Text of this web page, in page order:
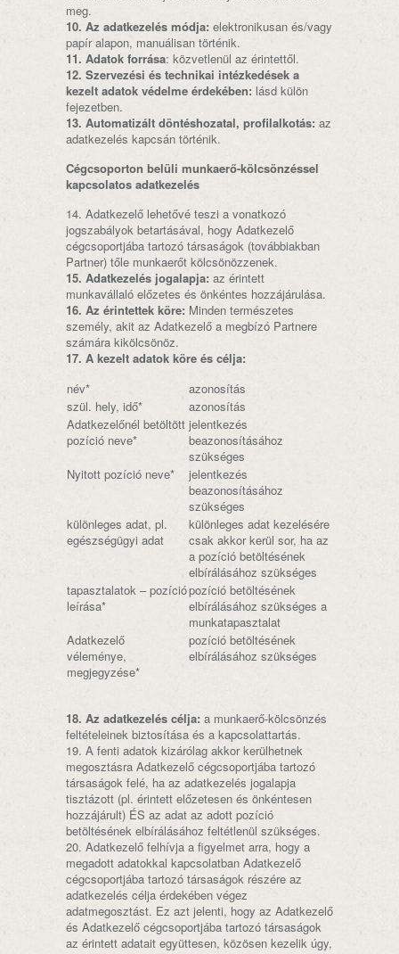
meg.
10. Az adatkezelés módja: elektronikusan és/vagy
papír alapon, manuálisan történik.
11. Adatok forrása: közvetlenül az érintettől.
12. Szervezési és technikai intézkedések a
kezelt adatok védelme érdekében: lásd külön
fejezetben.
13. Automatizált döntéshozatal, profilalkotás: az
adatkezelés kapcsán történik.
Cégcsoporton belüli munkaerő-kölcsönzéssel
kapcsolatos adatkezelés
14. Adatkezelő lehetővé teszi a vonatkozó
jogszabályok betartásával, hogy Adatkezelő
cégcsoportjába tartozó társaságok (továbbiakban
Partner) tőle munkaerőt kölcsönözzenek.
15. Adatkezelés jogalapja: az érintett
munkavállaló előzetes és önkéntes hozzájárulása.
16. Az érintettek köre: Minden természetes
személy, akit az Adatkezelő a megbízó Partnere
számára kikölcsönöz.
17. A kezelt adatok köre és célja:
név*
azonosítás
szül. hely, idő*
azonosítás
Adatkezelőnél betöltött
pozíció neve*
jelentkezés
beazonosításához
szükséges
Nyitott pozíció neve*
jelentkezés
beazonosításához
szükséges
különleges adat, pl.
egészségügyi adat
különleges adat kezelésére
csak akkor kerül sor, ha az
a pozíció betöltésének
elbírálásához szükséges
tapasztalatok – pozíció
leírása*
pozíció betöltésének
elbírálásához szükséges a
munkatapasztalat
Adatkezelő
véleménye,
megjegyzése*
pozíció betöltésének
elbírálásához szükséges
18. Az adatkezelés célja: a munkaerő-kölcsönzés
feltételeinek biztosítása és a kapcsolattartás.
19. A fenti adatok kizárólag akkor kerülhetnek
megosztásra Adatkezelő cégcsoportjába tartozó
társaságok felé, ha az adatkezelés jogalapja
tisztázott (pl. érintett előzetesen és önkéntesen
hozzájárult) ÉS az adat az adott pozíció
betöltésének elbírálásához feltétlenül szükséges.
20. Adatkezelő felhívja a figyelmet arra, hogy a
megadott adatokkal kapcsolatban Adatkezelő
cégcsoportjába tartozó társaságok részére az
adatkezelés célja érdekében végez
adatmegosztást. Ez azt jelenti, hogy az Adatkezelő
és Adatkezelő cégcsoportjába tartozó társaságok
az érintett adatait együttesen, közösen kezelik úgy,